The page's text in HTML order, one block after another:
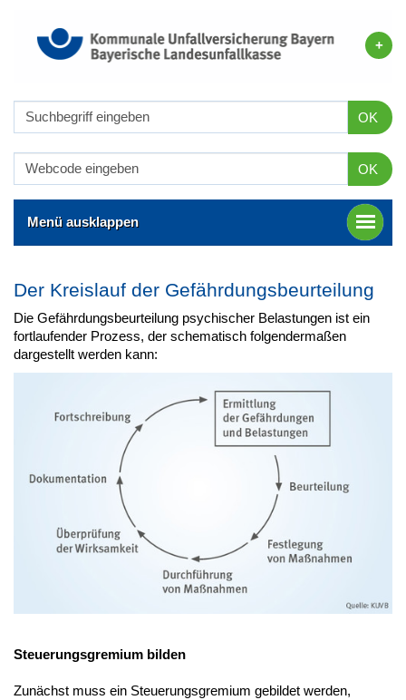
OK
OK
Menü ausklappen
Der Kreislauf der Gefährdungsbeurteilung
Die Gefährdungsbeurteilung psychischer Belastungen ist ein
fortlaufender Prozess, der schematisch folgendermaßen
dargestellt werden kann:
Steuerungsgremium bilden
Zunächst muss ein Steuerungsgremium gebildet werden,